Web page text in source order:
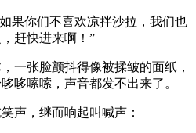
果你们不喜欢凉拌沙拉，我们也
赶快进来啊！”
一张脸颤抖得像被揉皱的面纸，
哆嗦嗦，声音都发不出来了。
声，继而响起叫喊声：